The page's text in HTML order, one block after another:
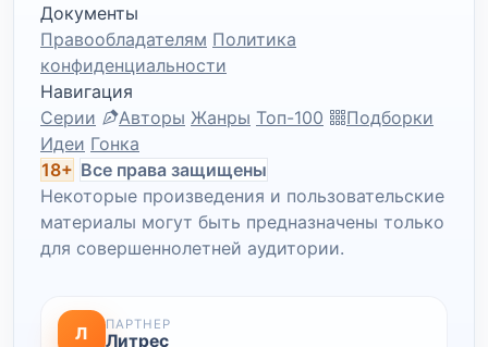
Документы
Правообладателям Политика
конфиденциальности
Навигация
Серии
Авторы Жанры Топ-100
Подборки
Идеи Гонка
18+ Все права защищены
Некоторые произведения и пользовательские
материалы могут быть предназначены только
для совершеннолетней аудитории.
Л ПАРТНЕР
Литрес